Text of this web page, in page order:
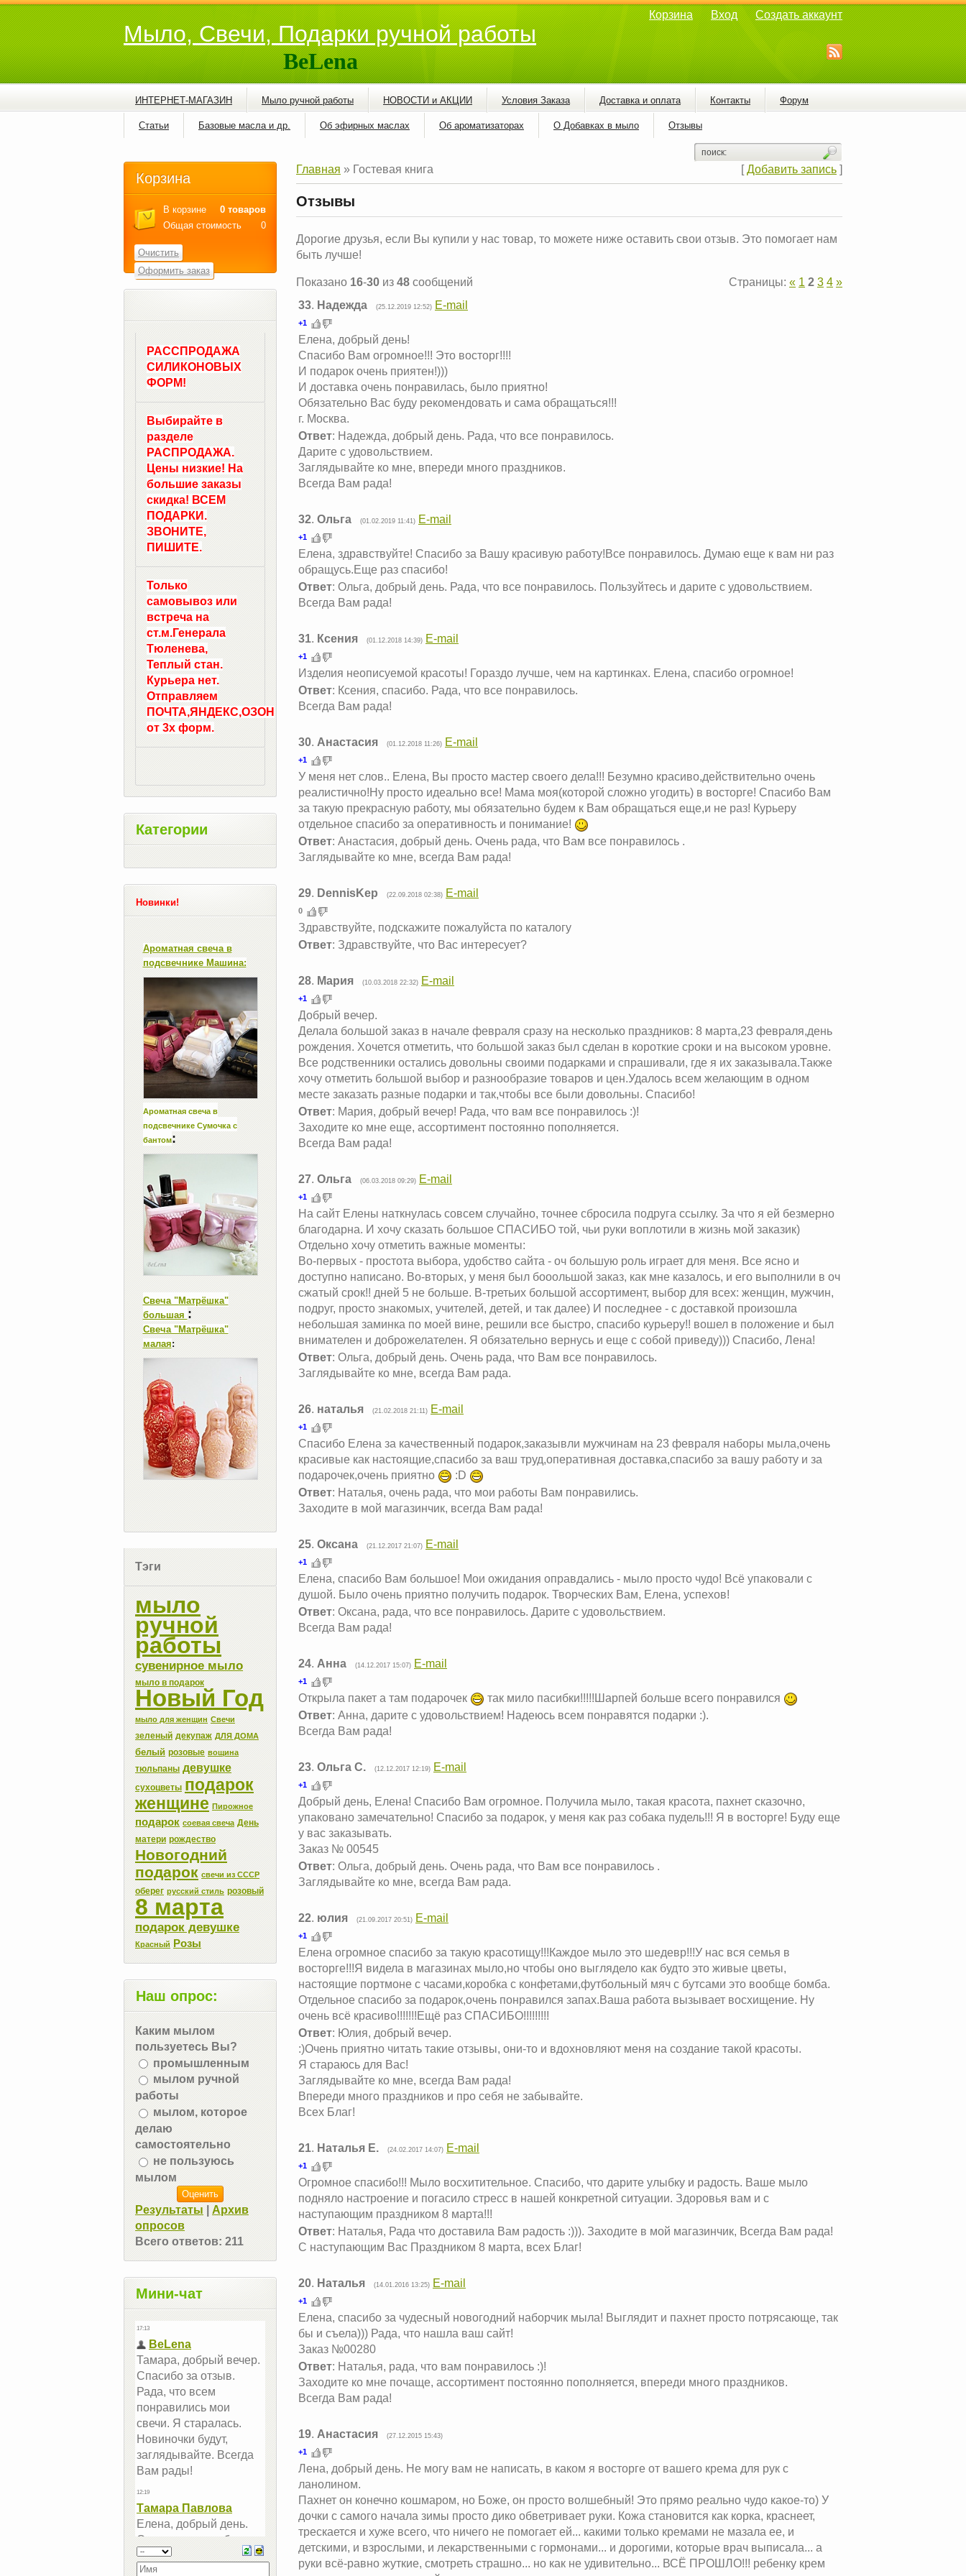
Мыло, Свечи, Подарки ручной работы
BeLena
Корзина Вход Создать аккаунт
ИНТЕРНЕТ-МАГАЗИН Мыло ручной работы НОВОСТИ и АКЦИИ Условия Заказа Доставка и оплата Контакты Форум
Статьи Базовые масла и др. Об эфирных маслах Об ароматизаторах О Добавках в мыло Отзывы
Главная » Гостевая книга [Добавить запись ]
Отзывы
Дорогие друзья, если Вы купили у нас товар, то можете ниже оставить свои отзыв. Это помогает нам
быть лучше!
Страницы: « 1 2 3 4 »
Показано 16-30 из 48 сообщений
33. Надежда (25.12.2019 12:52) E-mail
+1
Елена, добрый день!
Спасибо Вам огромное!!! Это восторг!!!!
И подарок очень приятен!)))
И доставка очень понравилась, было приятно!
Обязательно Вас буду рекомендовать и сама обращаться!!!
г. Москва.
Ответ: Надежда, добрый день. Рада, что все понравилось.
Дарите с удовольствием.
3аглядывайте ко мне, впереди много праздников.
Всегда Вам рада!
32. Ольга (01.02.2019 11:41) E-mail
+1
Елена, здравствуйте! Спасибо за Вашу красивую работу!Все понравилось. Думаю еще к вам ни раз
обращусь.Еще раз спасибо!
Ответ: Ольга, добрый день. Рада, что все понравилось. Пользуйтесь и дарите с удовольствием.
Всегда Вам рада!
31. Ксения (01.12.2018 14:39) E-mail
+1
Изделия неописуемой красоты! Гораздо лучше, чем на картинках. Елена, спасибо огромное!
Ответ: Ксения, спасибо. Рада, что все понравилось.
Всегда Вам рада!
30. Анастасия (01.12.2018 11:26) E-mail
+1
У меня нет слов.. Елена, Вы просто мастер своего дела!!! Безумно красиво,действительно очень
реалистично!Ну просто идеально все! Мама моя(которой сложно угодить) в восторге! Спасибо Вам
за такую прекрасную работу, мы обязательно будем к Вам обращаться еще,и не раз! Курьеру
отдельное спасибо за оперативность и понимание!
Ответ: Анастасия, добрый день. Очень рада, что Вам все понравилось .
Заглядывайте ко мне, всегда Вам рада!
29. DennisKep (22.09.2018 02:38) E-mail
0
Здравствуйте, подскажите пожалуйста по каталогу
Ответ: Здравствуйте, что Вас интересует?
28. Мария (10.03.2018 22:32) E-mail
+1
Добрый вечер.
Делала большой заказ в начале февраля сразу на несколько праздников: 8 марта,23 февраля,день
рождения. Хочется отметить, что большой заказ был сделан в короткие сроки и на высоком уровне.
Все родственники остались довольны своими подарками и спрашивали, где я их заказывала.Также
хочу отметить большой выбор и разнообразие товаров и цен.Удалось всем желающим в одном
месте заказать разные подарки и так,чтобы все были довольны. Спасибо!
Ответ: Мария, добрый вечер! Рада, что вам все понравилось :)!
Заходите ко мне еще, ассортимент постоянно пополняется.
Всегда Вам рада!
27. Ольга (06.03.2018 09:29) E-mail
+1
На сайт Елены наткнулась совсем случайно, точнее сбросила подруга ссылку. За что я ей безмерно
благодарна. И хочу сказать большое СПАСИБО той, чьи руки воплотили в жизнь мой заказик)
Отдельно хочу отметить важные моменты:
Во-первых - простота выбора, удобство сайта - оч большую роль играет для меня. Все ясно и
доступно написано. Во-вторых, у меня был бооольшой заказ, как мне казалось, и его выполнили в оч
сжатый срок!! дней 5 не больше. В-третьих большой ассортимент, выбор для всех: женщин, мужчин,
подруг, просто знакомых, учителей, детей, и так далее) И последнее - с доставкой произошла
небольшая заминка по моей вине, решили все быстро, спасибо курьеру!! вошел в положение и был
внимателен и доброжелателен. Я обязательно вернусь и еще с собой приведу))) Спасибо, Лена!
Ответ: Ольга, добрый день. Очень рада, что Вам все понравилось.
Заглядывайте ко мне, всегда Вам рада.
26. наталья (21.02.2018 21:11) E-mail
+1
Спасибо Елена за качественный подарок,заказывли мужчинам на 23 февраля наборы мыла,очень
красивые как настоящие,спасибо за ваш труд,оперативная доставка,спасибо за вашу работу и за
подарочек,очень приятно
:D
Ответ: Наталья, очень рада, что мои работы Вам понравились.
Заходите в мой магазинчик, всегда Вам рада!
25. Оксана (21.12.2017 21:07) E-mail
+1
Елена, спасибо Вам большое! Мои ожидания оправдались - мыло просто чудо! Всё упаковали с
душой. Было очень приятно получить подарок. Творческих Вам, Елена, успехов!
Ответ: Оксана, рада, что все понравилось. Дарите с удовольствием.
Всегда Вам рада!
24. Анна (14.12.2017 15:07) E-mail
+1
Открыла пакет а там подарочек
так мило пасибки!!!!!Шарпей больше всего понравился
Ответ: Анна, дарите с удовольствием! Надеюсь всем понравятся подарки :).
Всегда Вам рада!
23. Ольга С. (12.12.2017 12:19) E-mail
+1
Добрый день, Елена! Спасибо Вам огромное. Получила мыло, такая красота, пахнет сказочно,
упаковано замечательно! Спасибо за подарок, у меня как раз собака пудель!!! Я в восторге! Буду еще
у вас заказывать.
Заказ № 00545
Ответ: Ольга, добрый день. Очень рада, что Вам все понравилось .
Заглядывайте ко мне, всегда Вам рада.
22. юлия (21.09.2017 20:51) E-mail
+1
Елена огромное спасибо за такую красотищу!!!Каждое мыло это шедевр!!!У нас вся семья в
восторге!!!Я видела в магазинах мыло,но чтобы оно выглядело как будто это живые цветы,
настоящие портмоне с часами,коробка с конфетами,футбольный мяч с бутсами это вообще бомба.
Отдельное спасибо за подарок,очень понравился запах.Ваша работа вызывает восхищение. Ну
очень всё красиво!!!!!!!Ещё раз СПАСИБО!!!!!!!!!
Ответ: Юлия, добрый вечер.
:)Очень приятно читать такие отзывы, они-то и вдохновляют меня на создание такой красоты.
Я стараюсь для Вас!
Заглядывайте ко мне, всегда Вам рада!
Впереди много праздников и про себя не забывайте.
Всех Благ!
21. Наталья Е. (24.02.2017 14:07) E-mail
+1
Огромное спасибо!!! Мыло восхитительное. Спасибо, что дарите улыбку и радость. Ваше мыло
подняло настроение и погасило стресс в нашей конкретной ситуации. Здоровья вам и с
наступающим праздником 8 марта!!!
Ответ: Наталья, Рада что доставила Вам радость :))). Заходите в мой магазинчик, Всегда Вам рада!
С наступающим Вас Праздником 8 марта, всех Благ!
20. Наталья (14.01.2016 13:25) E-mail
+1
Елена, спасибо за чудесный новогодний наборчик мыла! Выглядит и пахнет просто потрясающе, так
бы и съела))) Рада, что нашла ваш сайт!
Заказ №00280
Ответ: Наталья, рада, что вам понравилось :)!
Заходите ко мне почаще, ассортимент постоянно пополняется, впереди много праздников.
Всегда Вам рада!
19. Анастасия (27.12.2015 15:43)
+1
Лена, добрый день. Не могу вам не написать, в каком я восторге от вашего крема для рук с
ланолином.
Пахнет он конечно кошмаром, но Боже, он просто волшебный! Это прямо реально чудо какое-то) У
дочки с самого начала зимы просто дико обветривает руки. Кожа становится как корка, краснеет,
трескается и хуже всего, что ничего не помогает ей... какими только кремами не мазала ее, и
детскими, и взрослыми, и лекарственными с гормонами... и дорогими, которые врач выписала... а
руки всё-равно жуткие, смотреть страшно... но как не удивительно... ВСЁ ПРОШЛО!!! ребенку крем
Корзина
В корзине
0 товаров
Общая стоимость
0
Очистить
Оформить заказ
РАССПРОДАЖА
СИЛИКОНОВЫХ
ФОРМ!
Выбирайте в
разделе
РАСПРОДАЖА.
Цены низкие! На
большие заказы
скидка! ВСЕМ
ПОДАРКИ.
ЗВОНИТЕ,
ПИШИТЕ.
Только
самовывоз или
встреча на
ст.м.Генерала
Тюленева,
Теплый стан.
Курьера нет.
Отправляем
ПОЧТА,ЯНДЕКС,ОЗОН
от 3х форм.
Категории
Новинки!
Ароматная свеча в
подсвечнике Машина:
Ароматная свеча в
подсвечнике Сумочка с
бантом:
Свеча "Матрёшка"
большая :
Свеча "Матрёшка"
малая:
Тэги
мыло
ручной
работы
сувенирное мыло
мыло в подарок
Новый Год
мыло для женщин Свечи
зеленый декупаж ДЛЯ ДОМА
белый розовые вощина
тюльпаны девушке
сухоцветы подарок
женщине Пирожное
подарок соевая свеча День
матери рождество
Новогодний
подарок свечи из СССР
оберег русский стиль розовый
8 марта
подарок девушке
Красный Розы
Наш опрос:
Каким мылом
пользуетесь Вы?
промышленным
мылом ручной
работы
мылом, которое
делаю
самостоятельно
не пользуюсь
мылом
Результаты
Архив
опросов
Всего ответов: 211
Мини-чат